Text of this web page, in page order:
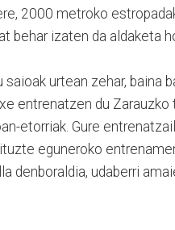
2000 metroko
behar izaten da aldaketa
urtean zehar, baina
entrenatzen du Zarauzko
etorriak. Gure
eguneroko
denboraldia, udaberri